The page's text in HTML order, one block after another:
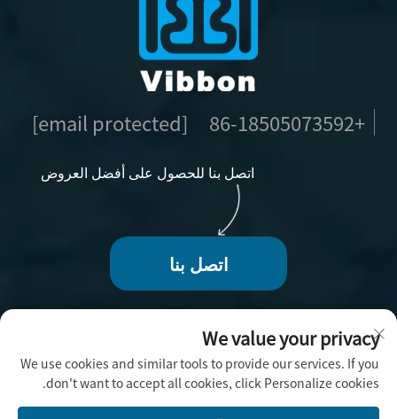
+86-18505073592
[email protected]
اتصل بنا للحصول على أفضل العروض
اتصل بنا
حقوق الطبع والنشر © 2025 بواسطة فوجو فيبون للحرف
اليدوية المحدودة -سياسة الخصوصية
We value your privacy
We use cookies and similar tools to provide our services. If you
don't want to accept all cookies, click Personalize cookies.